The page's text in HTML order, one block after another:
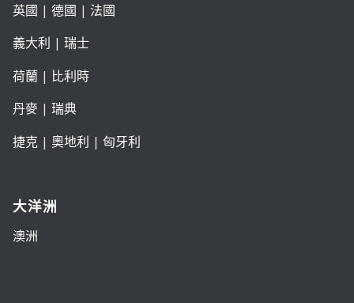
英國 | 德國 | 法國
義大利 | 瑞士
荷蘭| 比利時
丹麥| 瑞典
捷克| 奧地利 | 匈牙利
大洋洲
澳洲